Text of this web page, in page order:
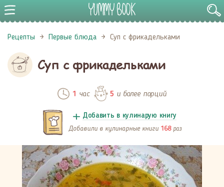
Рецепты Первые блюда Суп с фрикадельками
Суп с фрикадельками
1 час 5 и более порций
Добавить в кулинарую книгу
Добавили в кулинарные книги 168 раз